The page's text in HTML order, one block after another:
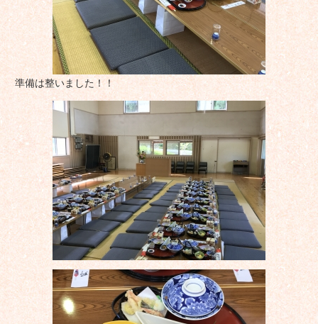
準備は整いました！！